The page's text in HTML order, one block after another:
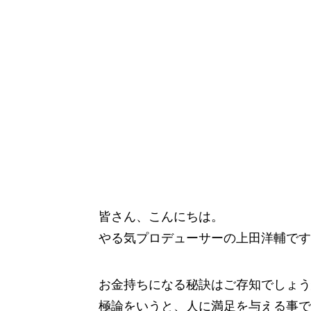
皆さん、こんにちは。
やる気プロデューサーの上田洋輔です
お金持ちになる秘訣はご存知でしょう
極論をいうと、人に満足を与える事で